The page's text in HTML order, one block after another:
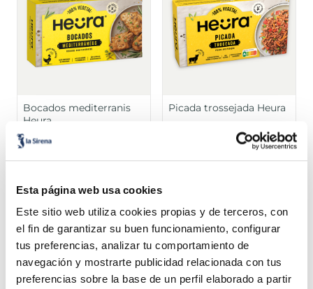
Esta página web usa cookies
Este sitio web utiliza cookies propias y de terceros, con
el fin de garantizar su buen funcionamiento, configurar
tus preferencias, analizar tu comportamiento de
navegación y mostrarte publicidad relacionada con tus
preferencias sobre la base de un perfil elaborado a partir
Bocados mediterranis
Heura
Sin gluten
4,49 €
COMBINABLE
Caixa 180g
Añadir
Picada trossejada Heura
Vegano
4,99 € Caixa 300g